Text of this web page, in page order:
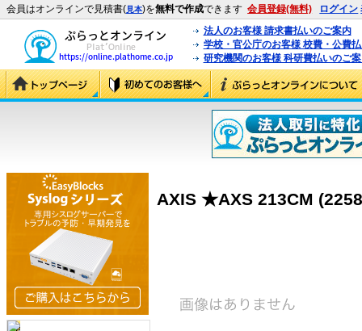
会員はオンラインで見積書(見本)を無料で作成できます 会員登録(無料) ログイン
法人のお客様 請求書払いのご案内
学校・官公庁のお客様 校費・公費
研究機関のお客様 科研費払いのご
AXIS ★AXS 213CM